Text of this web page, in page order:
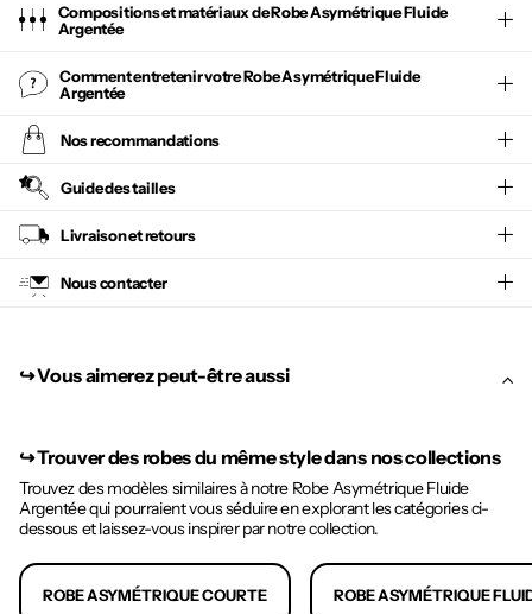
Compositions et matériaux de Robe Asymétrique Fluide
Argentée
Comment entretenir votreRobe Asymétrique Fluide
Argentée
Nos recommandations
Guide des tailles
Livraison et retours
Nous contacter
↪︎ Vous aimerez peut-être aussi
↪︎Trouver des robes du même style dans nos collections
Trouvez des modèles similaires à notre Robe Asymétrique Fluide
Argentée qui pourraient vous séduire en explorant les catégories ci-
dessous et laissez-vous inspirer par notre collection.
ROBE ASYMÉTRIQUE COURTE ROBE ASYMÉTRIQUE